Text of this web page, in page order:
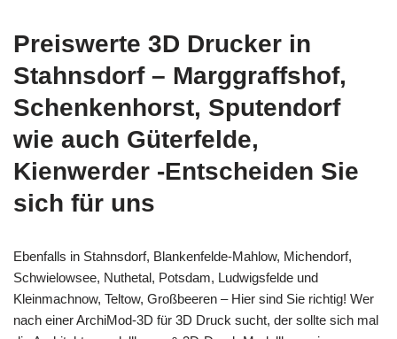
Preiswerte 3D Drucker in
Stahnsdorf – Marggraffshof,
Schenkenhorst, Sputendorf
wie auch Güterfelde,
Kienwerder -Entscheiden Sie
sich für uns
Ebenfalls in Stahnsdorf, Blankenfelde-Mahlow, Michendorf,
Schwielowsee, Nuthetal, Potsdam, Ludwigsfelde und
Kleinmachnow, Teltow, Großbeeren – Hier sind Sie richtig! Wer
nach einer ArchiMod-3D für 3D Druck sucht, der sollte sich mal